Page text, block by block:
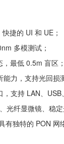
捷的 UI 和 UE；
多模测试；
最低 0.5m 盲区；
力，支持光回损
支持 LAN、USB
光纤显微镜、稳
有独特的 PON 网